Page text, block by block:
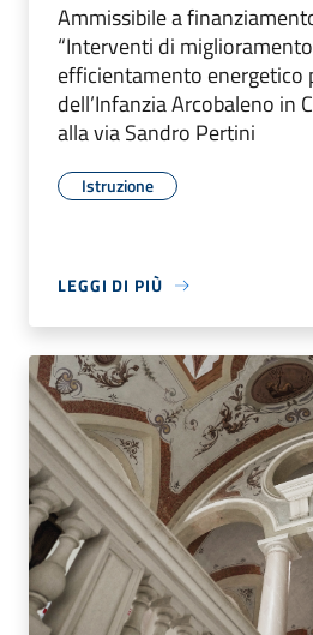
Ammissibile a
“Interventi di
efficientamento energetico
dell’Infanzia Arcobaleno in
alla via Sandro Pertini
Istruzione
LEGGI DI PIÙ